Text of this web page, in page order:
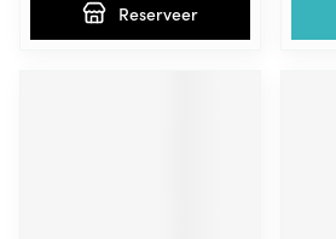
Reserveer